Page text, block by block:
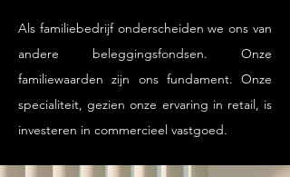
Als familiebedrijf onderscheiden we ons van
andere beleggingsfondsen. Onze
familiewaarden zijn ons fundament. Onze
specialiteit, gezien onze ervaring in retail, is
investeren in commercieel vastgoed.